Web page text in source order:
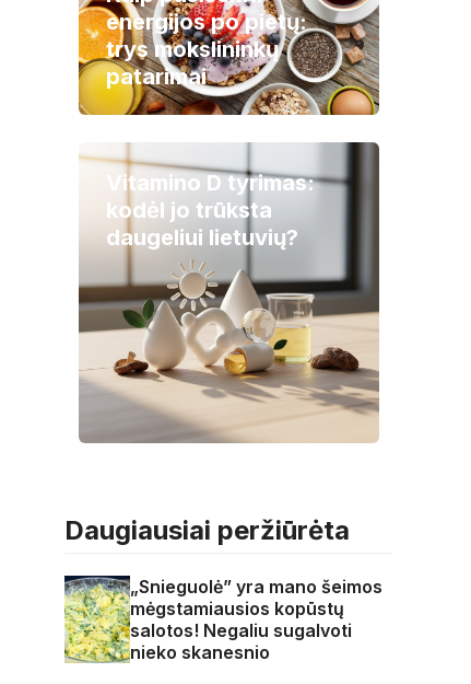
energijos po pietų:
trys mokslininkų
patarimai
Vitamino D tyrimas:
kodėl jo trūksta
daugeliui lietuvių?
Daugiausiai peržiūrėta
„Snieguolė” yra mano šeimos
mėgstamiausios kopūstų
salotos! Negaliu sugalvoti
nieko skanesnio